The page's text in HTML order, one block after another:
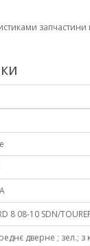
запчастини
8 08-10 SDN/
дверне ; зел.; з